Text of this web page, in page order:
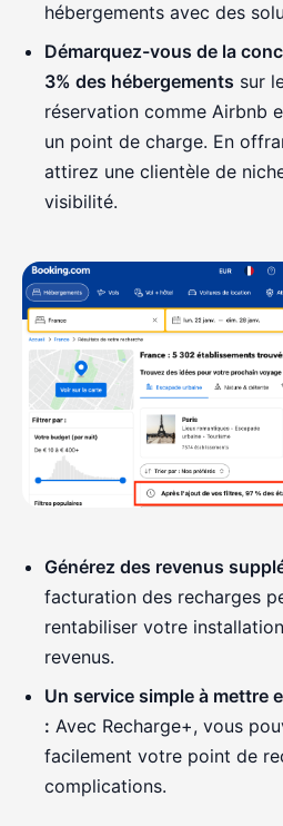
hébergements avec des
Démarquez-vous de la
3% des hébergements sur
réservation comme Airbnb
un point de charge. En
attirez une clientèle de
visibilité.
Générez des revenus
facturation des recharges
rentabiliser votre
revenus.
Un service simple à mettre
: Avec Recharge+, vous
facilement votre point de
complications.